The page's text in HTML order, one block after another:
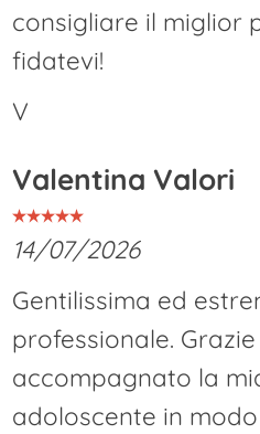
consigliare il miglior
fidatevi!
V
Valentina Valori
14/07/2026
Gentilissima ed
professionale.
accompagnato la
adoloscente in